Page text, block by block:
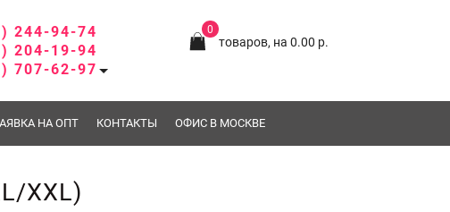
0
товаров, на 0.00 р.
244-94-74
204-19-94
707-62-97
НА ОПТ КОНТАКТЫ ОФИС В МОСКВЕ
XXL)